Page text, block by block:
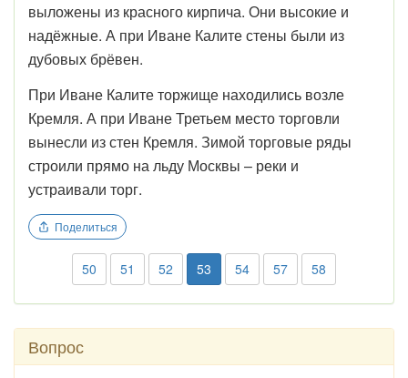
выложены из красного кирпича. Они высокие и
надёжные. А при Иване Калите стены были из
дубовых брёвен.
При Иване Калите торжище находились возле
Кремля. А при Иване Третьем место торговли
вынесли из стен Кремля. Зимой торговые ряды
строили прямо на льду Москвы – реки и
устраивали торг.
Поделиться
50 51 52 53 54 57 58
Вопрос